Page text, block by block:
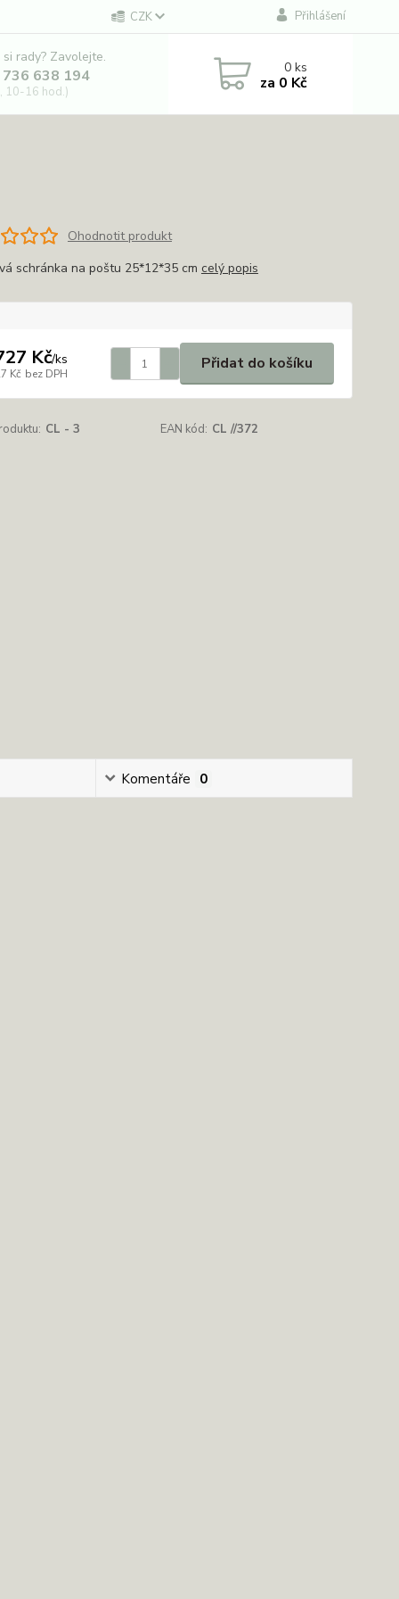
CZK Přihlášení
rady? Zavolejte.
638 194
10-16 hod.)
0ks
za 0 Kč
Ohodnotit produkt
schránka na poštu 25*12*35 cm celý popis
Kč/ks
Kč bez DPH
Přidat do košíku
CL - 3 EAN kód: CL //372
Komentáře 0